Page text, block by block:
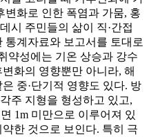
변화로 인한 폭염과 가뭄, 홍
시 주민들의 삶이 직·간접
통계자료와 보고서를 토대로
약성에는 기온 상승과 강수
화의 영향뿐만 아니라, 해
중·단기적 영향도 있다. 방
주 지형을 형성하고 있고,
1m 미만으로 이루어져 있
한 것으로 보인다. 특히 극